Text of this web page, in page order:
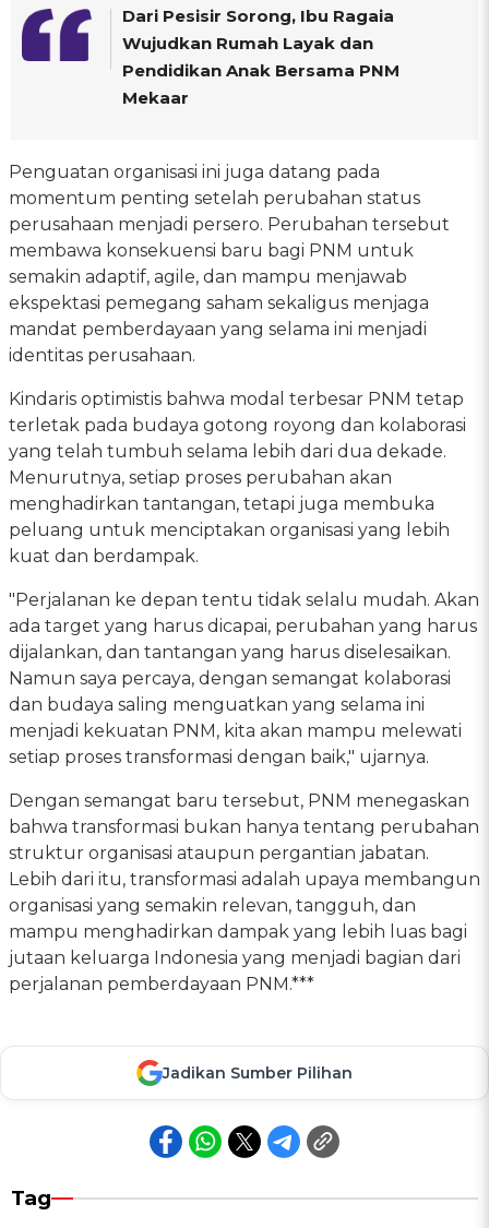
Dari Pesisir Sorong, Ibu Ragaia
Wujudkan Rumah Layak dan
Pendidikan Anak Bersama PNM
Mekaar
Penguatan organisasi ini juga datang pada
momentum penting setelah perubahan status
perusahaan menjadi persero. Perubahan tersebut
membawa konsekuensi baru bagi PNM untuk
semakin adaptif, agile, dan mampu menjawab
ekspektasi pemegang saham sekaligus menjaga
mandat pemberdayaan yang selama ini menjadi
identitas perusahaan.
Kindaris optimistis bahwa modal terbesar PNM tetap
terletak pada budaya gotong royong dan kolaborasi
yang telah tumbuh selama lebih dari dua dekade.
Menurutnya, setiap proses perubahan akan
menghadirkan tantangan, tetapi juga membuka
peluang untuk menciptakan organisasi yang lebih
kuat dan berdampak.
"Perjalanan ke depan tentu tidak selalu mudah. Akan
ada target yang harus dicapai, perubahan yang harus
dijalankan, dan tantangan yang harus diselesaikan.
Namun saya percaya, dengan semangat kolaborasi
dan budaya saling menguatkan yang selama ini
menjadi kekuatan PNM, kita akan mampu melewati
setiap proses transformasi dengan baik," ujarnya.
Dengan semangat baru tersebut, PNM menegaskan
bahwa transformasi bukan hanya tentang perubahan
struktur organisasi ataupun pergantian jabatan.
Lebih dari itu, transformasi adalah upaya membangun
organisasi yang semakin relevan, tangguh, dan
mampu menghadirkan dampak yang lebih luas bagi
jutaan keluarga Indonesia yang menjadi bagian dari
perjalanan pemberdayaan PNM.***
Jadikan Sumber Pilihan
Tag